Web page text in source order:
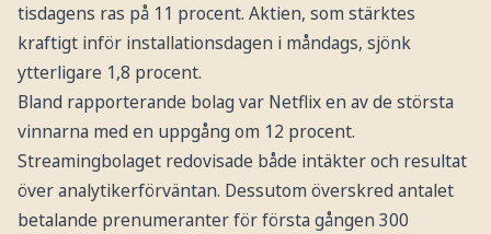
tisdagens ras på 11 procent. Aktien, som stärktes
kraftigt inför installationsdagen i måndags, sjönk
ytterligare 1,8 procent.
Bland rapporterande bolag var Netflix en av de största
vinnarna med en uppgång om 12 procent.
Streamingbolaget redovisade både intäkter och resultat
över analytikerförväntan. Dessutom överskred antalet
betalande prenumeranter för första gången 300